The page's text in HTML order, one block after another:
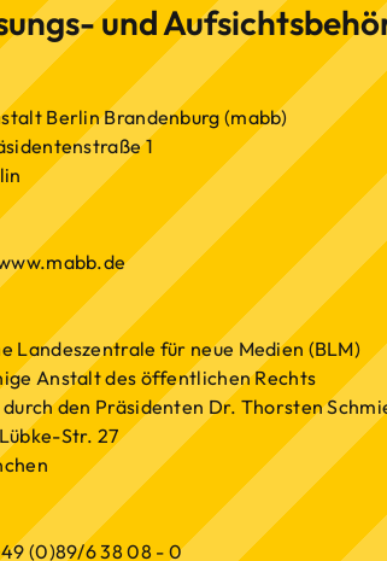
und
Berlin Brandenburg (mabb)
1
Landeszentrale für neue Medien (BLM)
Anstalt des öffentlichen Rechts
den Präsidenten Dr. Thorsten
Str. 27
(0)89/6 38 08 - 0